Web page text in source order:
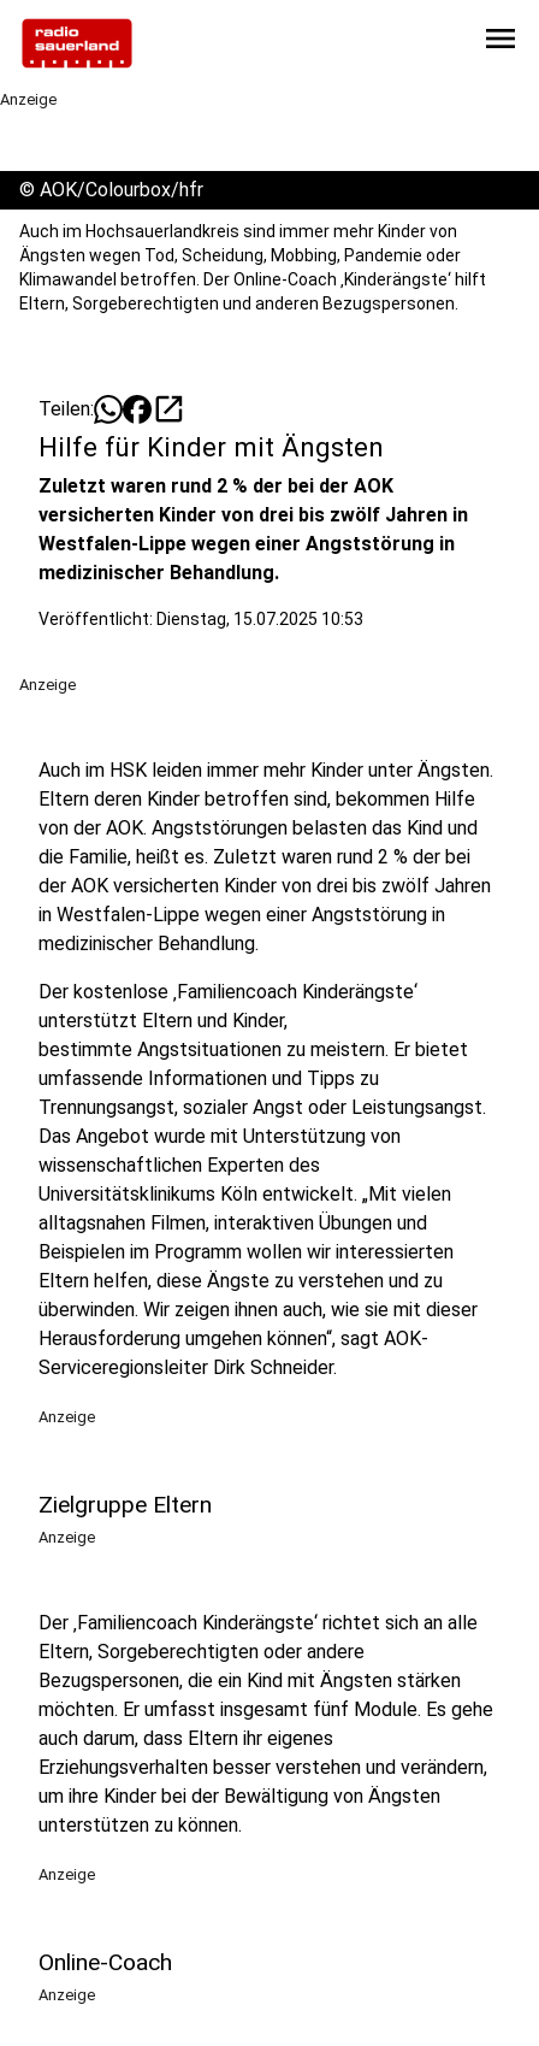
menu
Anzeige
© AOK/Colourbox/hfr
Auch im Hochsauerlandkreis sind immer mehr Kinder von
Ängsten wegen Tod, Scheidung, Mobbing, Pandemie oder
Klimawandel betroffen. Der Online-Coach ‚Kinderängste‘ hilft
Eltern, Sorgeberechtigten und anderen Bezugspersonen.
Teilen: open_in_new
Hilfe für Kinder mit Ängsten
Zuletzt waren rund 2 % der bei der AOK
versicherten Kinder von drei bis zwölf Jahren in
Westfalen-Lippe wegen einer Angststörung in
medizinischer Behandlung.
Veröffentlicht: Dienstag, 15.07.2025 10:53
Anzeige
Auch im HSK leiden immer mehr Kinder unter Ängsten.
Eltern deren Kinder betroffen sind, bekommen Hilfe
von der AOK. Angststörungen belasten das Kind und
die Familie, heißt es. Zuletzt waren rund 2 % der bei
der AOK versicherten Kinder von drei bis zwölf Jahren
in Westfalen-Lippe wegen einer Angststörung in
medizinischer Behandlung.
Der kostenlose ‚Familiencoach Kinderängste‘
unterstützt Eltern und Kinder,
bestimmte Angstsituationen zu meistern. Er bietet
umfassende Informationen und Tipps zu
Trennungsangst, sozialer Angst oder Leistungsangst.
Das Angebot wurde mit Unterstützung von
wissenschaftlichen Experten des
Universitätsklinikums Köln entwickelt. „Mit vielen
alltagsnahen Filmen, interaktiven Übungen und
Beispielen im Programm wollen wir interessierten
Eltern helfen, diese Ängste zu verstehen und zu
überwinden. Wir zeigen ihnen auch, wie sie mit dieser
Herausforderung umgehen können“, sagt AOK-
Serviceregionsleiter Dirk Schneider.
Anzeige
Zielgruppe Eltern
Anzeige
Der ‚Familiencoach Kinderängste‘ richtet sich an alle
Eltern, Sorgeberechtigten oder andere
Bezugspersonen, die ein Kind mit Ängsten stärken
möchten. Er umfasst insgesamt fünf Module. Es gehe
auch darum, dass Eltern ihr eigenes
Erziehungsverhalten besser verstehen und verändern,
um ihre Kinder bei der Bewältigung von Ängsten
unterstützen zu können.
Anzeige
Online-Coach
Anzeige